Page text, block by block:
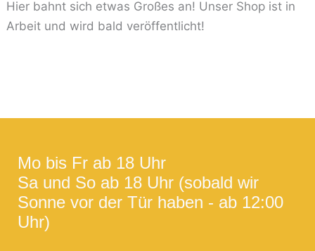
Hier bahnt sich etwas Großes an! Unser Shop ist in
Arbeit und wird bald veröffentlicht!
Mo bis Fr ab 18 Uhr
Sa und So ab 18 Uhr (sobald wir
Sonne vor der Tür haben - ab 12:00
Uhr)